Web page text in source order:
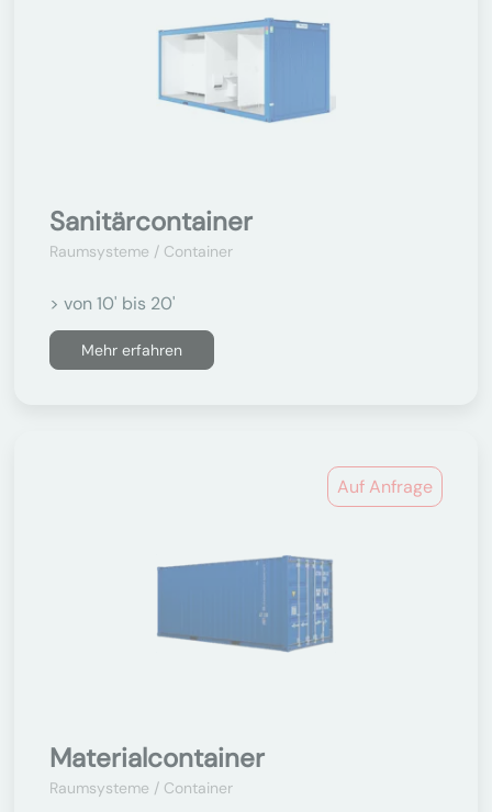
Sanitärcontainer
Raumsysteme / Container
> von 10' bis 20'
Mehr erfahren
Auf Anfrage
Materialcontainer
Raumsysteme / Container